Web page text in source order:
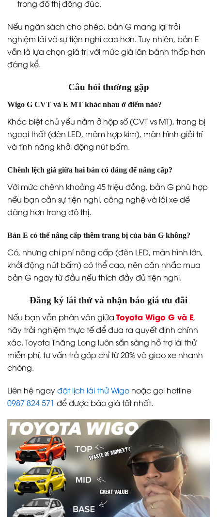
trong đô thị đông đúc.
Nếu ngân sách cho phép, bản G mang lại trải
nghiệm lái và sự tiện nghi cao hơn. Tuy nhiên, bản E
vẫn là lựa chọn giá trị với mức giá lăn bánh thấp hơn
đáng kể.
Câu hỏi thường gặp
Wigo G CVT và E MT khác nhau ở điểm nào?
Khác biệt chủ yếu nằm ở hộp số (CVT vs MT), trang bị
ngoại thất (đèn LED, mâm hợp kim), màn hình giải trí
và tính năng khởi động nút bấm.
Chênh lệch giá giữa hai bản có đáng để nâng cấp?
Với mức chênh khoảng 45 triệu đồng, bản G phù hợp
nếu bạn cần sự tiện nghi, công nghệ và lái xe dễ
dàng hơn trong đô thị.
Bản E có thể nâng cấp thêm trang bị của bản G không?
Có, nhưng chi phí nâng cấp (đèn LED, màn hình lớn,
khởi động nút bấm) có thể cao, nên cân nhắc mua
bản G ngay từ đầu nếu thích đầy đủ tiện nghi.
Đăng ký lái thử và nhận báo giá ưu đãi
Nếu bạn vẫn phân vân giữa Toyota Wigo G và E,
hãy trải nghiệm thực tế để đưa ra quyết định chính
xác. Toyota Thăng Long luôn sẵn sàng hỗ trợ lái thử
miễn phí, tư vấn trả góp chỉ từ 20% và giao xe nhanh
chóng.
Liên hệ ngayđặt lịch lái thử Wigo hoặc gọi hotline
0987 824 571 để được báo giá tốt nhất.